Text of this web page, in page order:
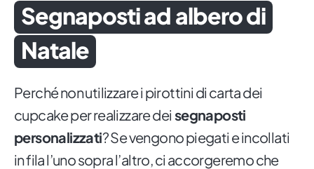
Segnaposti ad albero di
Natale
Perché non utilizzare i pirottini di carta dei
cupcake per realizzare dei segnaposti
personalizzati? Se vengono piegati e incollati
in fila l’uno sopra l’altro, ci accorgeremo che